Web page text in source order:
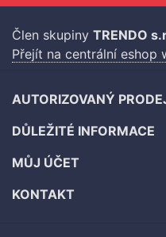
Člen skupiny TRENDO
Přejít na centrální eshop
AUTORIZOVANÝ
DŮLEŽITÉ INFORMACE
MŮJ ÚČET
KONTAKT